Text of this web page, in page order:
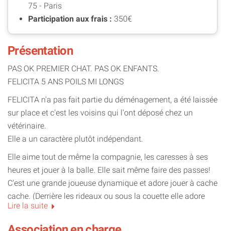
75 - Paris
Participation aux frais : 350€
Présentation
PAS OK PREMIER CHAT. PAS OK ENFANTS.
FELICITA 5 ANS POILS MI LONGS
FELICITA n'a pas fait partie du déménagement, a été laissée
sur place et c'est les voisins qui l'ont déposé chez un
vétérinaire.
Elle a un caractère plutôt indépendant.
Elle aime tout de même la compagnie, les caresses à ses
heures et jouer à la balle. Elle sait même faire des passes!
C'est une grande joueuse dynamique et adore jouer à cache
cache. (Derrière les rideaux ou sous la couette elle adore
ça)
Lire la suite